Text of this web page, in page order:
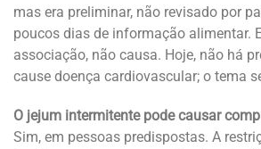
mas era preliminar, não revisado por
poucos dias de informação alimentar.
associação, não causa. Hoje, não há
cause doença cardiovascular; o tema
O jejum intermitente pode causar
Sim, em pessoas predispostas. A